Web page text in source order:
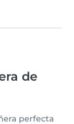
de
perfecta